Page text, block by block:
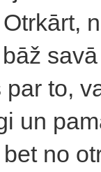
to,
un
no